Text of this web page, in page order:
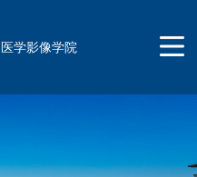
医学影像学院